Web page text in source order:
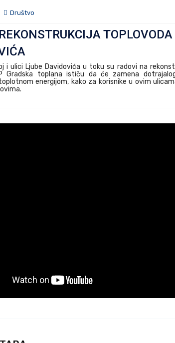
Društvo
i ulici Ljube Davidovića u toku su radovi na
Gradska toplana ističu da će zamena
energijom, kako za korisnike u ovim